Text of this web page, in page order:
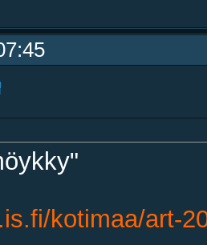
kotimaa/art-